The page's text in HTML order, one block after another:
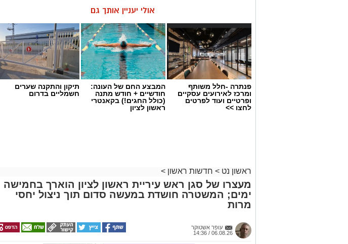
צילומים: משרד הבריאות
משרד הבריאות פרסם אזהרה לציבור מפני שימוש במוצרי שיער נוספים שנתפסו
במסגרת מבצע פיקוח שנערך בתשעה סניפי רשת "מרכז ההחלקות".
אולי יעניין אותך גם
פנתרה -חלל משותף
ומרכז לאירועים עסקיים
ופרטיים ועוד לפרטים
לחצו >>
המבצע החם של העונה:
חודשיים + חודש מתנה
(כולל החגים!) בקאנטרי
ראשון לציון
תיקון והתקנה שערים
חשמליים בדרום
ראשון נט > חדשות ראשון >
מעצרו של סגן ראש עיריית ראשון לציון הוארך בחמישה
ימים; המשטרה חושדת במעשה סדום תוך ניצול יחסי
מרות
עופר אשטוקר
06.08.26 / 14:36